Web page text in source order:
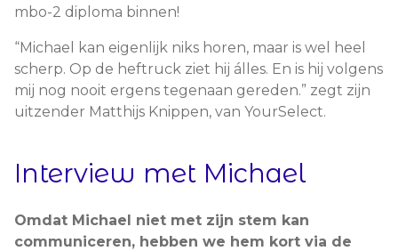
mbo-2 diploma binnen!
“Michael kan eigenlijk niks horen, maar is wel heel
scherp. Op de heftruck ziet hij álles. En is hij volgens
mij nog nooit ergens tegenaan gereden.” zegt zijn
uitzender Matthijs Knippen, van YourSelect.
Interview met Michael
Omdat Michael niet met zijn stem kan
communiceren, hebben we hem kort via de